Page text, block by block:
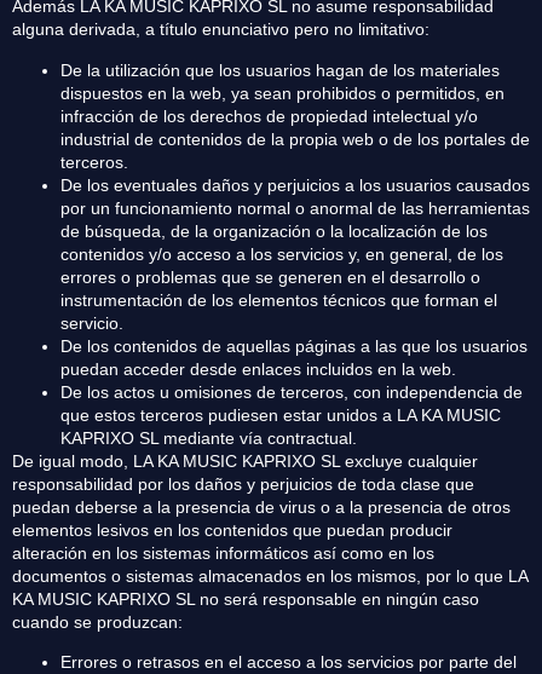
Además LA KA MUSIC KAPRIXO SL no asume responsabilidad
alguna derivada, a título enunciativo pero no limitativo:
De la utilización que los usuarios hagan de los materiales
dispuestos en la web, ya sean prohibidos o permitidos, en
infracción de los derechos de propiedad intelectual y/o
industrial de contenidos de la propia web o de los portales de
terceros.
De los eventuales daños y perjuicios a los usuarios causados
por un funcionamiento normal o anormal de las herramientas
de búsqueda, de la organización o la localización de los
contenidos y/o acceso a los servicios y, en general, de los
errores o problemas que se generen en el desarrollo o
instrumentación de los elementos técnicos que forman el
servicio.
De los contenidos de aquellas páginas a las que los usuarios
puedan acceder desde enlaces incluidos en la web.
De los actos u omisiones de terceros, con independencia de
que estos terceros pudiesen estar unidos a LA KA MUSIC
KAPRIXO SL mediante vía contractual.
De igual modo, LA KA MUSIC KAPRIXO SL excluye cualquier
responsabilidad por los daños y perjuicios de toda clase que
puedan deberse a la presencia de virus o a la presencia de otros
elementos lesivos en los contenidos que puedan producir
alteración en los sistemas informáticos así como en los
documentos o sistemas almacenados en los mismos, por lo que LA
KA MUSIC KAPRIXO SL no será responsable en ningún caso
cuando se produzcan:
Errores o retrasos en el acceso a los servicios por parte del